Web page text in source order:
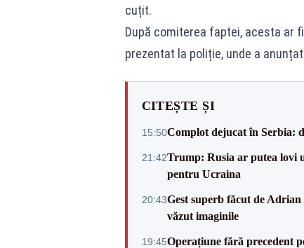
cuțit.
După comiterea faptei, acesta ar
prezentat la poliție, unde a
CITEȘTE ȘI
15:50Complot dejucat în Serbia:
21:42Trump: Rusia ar putea lovi
pentru Ucraina
20:43Gest superb făcut de
văzut imaginile
19:45Operațiune fără precedent